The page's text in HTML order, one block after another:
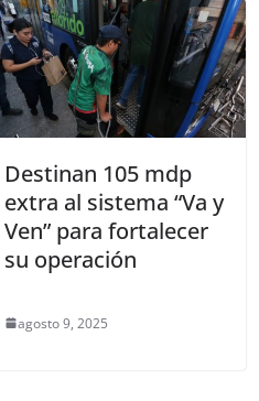
Destinan 105 mdp
extra al sistema “Va y
Ven” para fortalecer
su operación
agosto 9, 2025